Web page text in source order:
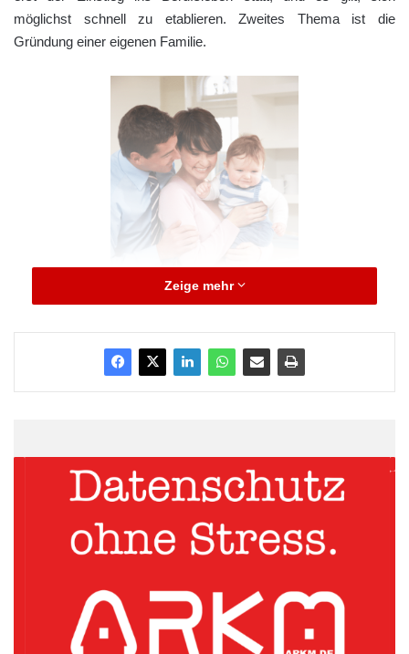
möglichst schnell zu etablieren. Zweites Thema ist die
Gründung einer eigenen Familie.
Quelle: TextNet
nicht mehr nur das Problem von Müttern, die nach der Geburt
ihres Kindes wieder in den Beruf zurückkehren. Auf diesem Feld
hat sich bereits einiges getan. Die Frage ist vielmehr, wie der
Arbeitsplatz der Zukunft für berufstätige Väter gestaltet wird, die
sich gemeinsam mit der Mutter um den Nachwuchs kümmern
Partnerschaftlichkeit, das sich in den nächsten Jahren immer
mehr durchsetzen wird, haben Mann und Frau beide gleich viel
Zeit für den Job und die Familie zur Verfügung: Laut einer
Zeige mehr